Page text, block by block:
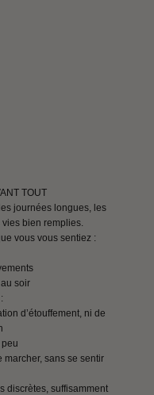
TOUT
journées longues, les
bien remplies.
vous vous sentiez :
soir
d’étouffement, ni de
marcher, sans se sentir
discrètes, suffisamment